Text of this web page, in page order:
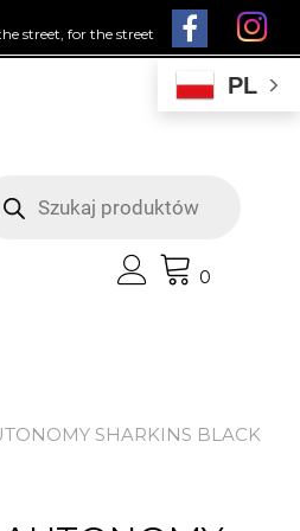
street, for the street
PL
0
SHARKINS BLACK